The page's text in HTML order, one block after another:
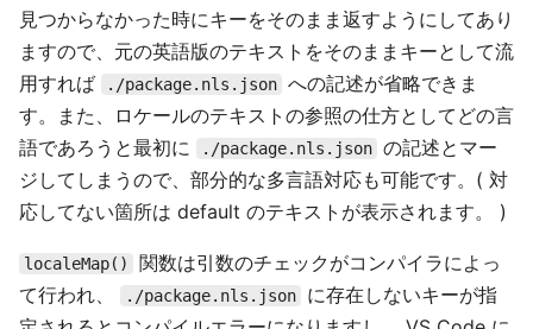
見つからなかった時にキーをそのまま返すようにしてあり
ますので、元の英語版のテキストをそのままキーとして流
用すれば
./package.nls.json への記述が省略できま
す。また、ロケールのテキストの参照の仕方としてどの言
語であろうと最初に
./package.nls.json の記述とマー
ジしてしまうので、部分的な多言語対応も可能です。( 対
応してない箇所は default のテキストが表示されます。 )
localeMap()
関数は引数のチェックがコンパイラによっ
て行われ、
./package.nls.json
に存在しないキーが指